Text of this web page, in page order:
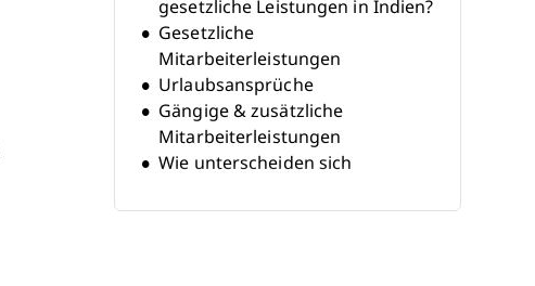
gesetzliche Leistungen in Indien?
Gesetzliche
Mitarbeiterleistungen
Urlaubsansprüche
Gängige & zusätzliche
Mitarbeiterleistungen
Wie unterscheiden sich
Bundesstaaten?